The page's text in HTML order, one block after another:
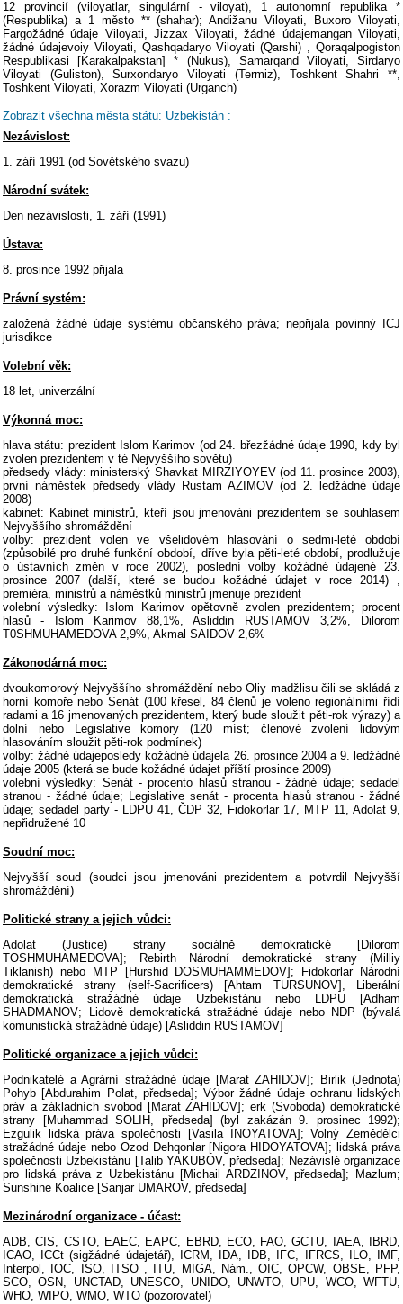
12 provincií (viloyatlar, singulární - viloyat), 1 autonomní republika *
(Respublika) a 1 město ** (shahar); Andižanu Viloyati, Buxoro Viloyati,
Fargožádné údaje Viloyati, Jizzax Viloyati, žádné údajemangan Viloyati,
žádné údajevoiy Viloyati, Qashqadaryo Viloyati (Qarshi) , Qoraqalpogiston
Respublikasi [Karakalpakstan] * (Nukus), Samarqand Viloyati, Sirdaryo
Viloyati (Guliston), Surxondaryo Viloyati (Termiz), Toshkent Shahri **,
Toshkent Viloyati, Xorazm Viloyati (Urganch)
Zobrazit všechna města státu: Uzbekistán :
Nezávislost:
1. září 1991 (od Sovětského svazu)
Národní svátek:
Den nezávislosti, 1. září (1991)
Ústava:
8. prosince 1992 přijala
Právní systém:
založená žádné údaje systému občanského práva; nepřijala povinný ICJ
jurisdikce
Volební věk:
18 let, univerzální
Výkonná moc:
hlava státu: prezident Islom Karimov (od 24. březžádné údaje 1990, kdy byl
zvolen prezidentem v té Nejvyššího sovětu)
předsedy vlády: ministerský Shavkat MIRZIYOYEV (od 11. prosince 2003),
první náměstek předsedy vlády Rustam AZIMOV (od 2. ledžádné údaje
2008)
kabinet: Kabinet ministrů, kteří jsou jmenováni prezidentem se souhlasem
Nejvyššího shromáždění
volby: prezident volen ve všelidovém hlasování o sedmi-leté období
(způsobilé pro druhé funkční období, dříve byla pěti-leté období, prodlužuje
o ústavních změn v roce 2002), poslední volby kožádné údajené 23.
prosince 2007 (další, které se budou kožádné údajet v roce 2014) ,
premiéra, ministrů a náměstků ministrů jmenuje prezident
volební výsledky: Islom Karimov opětovně zvolen prezidentem; procent
hlasů - Islom Karimov 88,1%, Asliddin RUSTAMOV 3,2%, Dilorom
T0SHMUHAMEDOVA 2,9%, Akmal SAIDOV 2,6%
Zákonodárná moc:
dvoukomorový Nejvyššího shromáždění nebo Oliy madžlisu čili se skládá z
horní komoře nebo Senát (100 křesel, 84 členů je voleno regionálními řídí
radami a 16 jmenovaných prezidentem, který bude sloužit pěti-rok výrazy) a
dolní nebo Legislative komory (120 míst; členové zvolení lidovým
hlasováním sloužit pěti-rok podmínek)
volby: žádné údajeposledy kožádné údajela 26. prosince 2004 a 9. ledžádné
údaje 2005 (která se bude kožádné údajet příští prosince 2009)
volební výsledky: Senát - procento hlasů stranou - žádné údaje; sedadel
stranou - žádné údaje; Legislative senát - procenta hlasů stranou - žádné
údaje; sedadel party - LDPU 41, ČDP 32, Fidokorlar 17, MTP 11, Adolat 9,
nepřidružené 10
Soudní moc:
Nejvyšší soud (soudci jsou jmenováni prezidentem a potvrdil Nejvyšší
shromáždění)
Politické strany a jejich vůdci:
Adolat (Justice) strany sociálně demokratické [Dilorom
TOSHMUHAMEDOVA]; Rebirth Národní demokratické strany (Milliy
Tiklanish) nebo MTP [Hurshid DOSMUHAMMEDOV]; Fidokorlar Národní
demokratické strany (self-Sacrificers) [Ahtam TURSUNOV], Liberální
demokratická stražádné údaje Uzbekistánu nebo LDPU [Adham
SHADMANOV; Lidově demokratická stražádné údaje nebo NDP (bývalá
komunistická stražádné údaje) [Asliddin RUSTAMOV]
Politické organizace a jejich vůdci:
Podnikatelé a Agrární stražádné údaje [Marat ZAHIDOV]; Birlik (Jednota)
Pohyb [Abdurahim Polat, předseda]; Výbor žádné údaje ochranu lidských
práv a základních svobod [Marat ZAHIDOV]; erk (Svoboda) demokratické
strany [Muhammad SOLIH, předseda] (byl zakázán 9. prosinec 1992);
Ezgulik lidská práva společnosti [Vasila INOYATOVA]; Volný Zemědělci
stražádné údaje nebo Ozod Dehqonlar [Nigora HIDOYATOVA]; lidská práva
společnosti Uzbekistánu [Talib YAKUBOV, předseda]; Nezávislé organizace
pro lidská práva z Uzbekistánu [Michail ARDZINOV, předseda]; Mazlum;
Sunshine Koalice [Sanjar UMAROV, předseda]
Mezinárodní organizace - účast:
ADB, CIS, CSTO, EAEC, EAPC, EBRD, ECO, FAO, GCTU, IAEA, IBRD,
ICAO, ICCt (sigžádné údajetář), ICRM, IDA, IDB, IFC, IFRCS, ILO, IMF,
Interpol, IOC, ISO, ITSO , ITU, MIGA, Nám., OIC, OPCW, OBSE, PFP,
SCO, OSN, UNCTAD, UNESCO, UNIDO, UNWTO, UPU, WCO, WFTU,
WHO, WIPO, WMO, WTO (pozorovatel)